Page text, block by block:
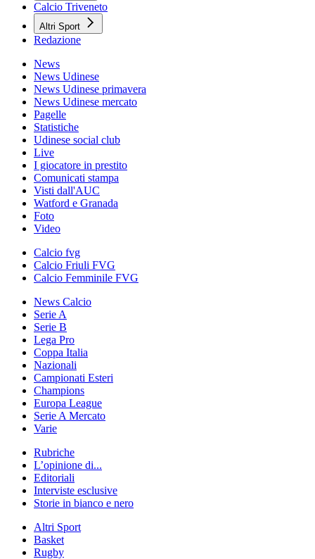
Calcio Triveneto
Altri Sport
Redazione
News
News Udinese
News Udinese primavera
News Udinese mercato
Pagelle
Statistiche
Udinese social club
Live
I giocatore in prestito
Comunicati stampa
Visti dall'AUC
Watford e Granada
Foto
Video
Calcio fvg
Calcio Friuli FVG
Calcio Femminile FVG
News Calcio
Serie A
Serie B
Lega Pro
Coppa Italia
Nazionali
Campionati Esteri
Champions
Europa League
Serie A Mercato
Varie
Rubriche
L’opinione di...
Editoriali
Interviste esclusive
Storie in bianco e nero
Altri Sport
Basket
Rugby